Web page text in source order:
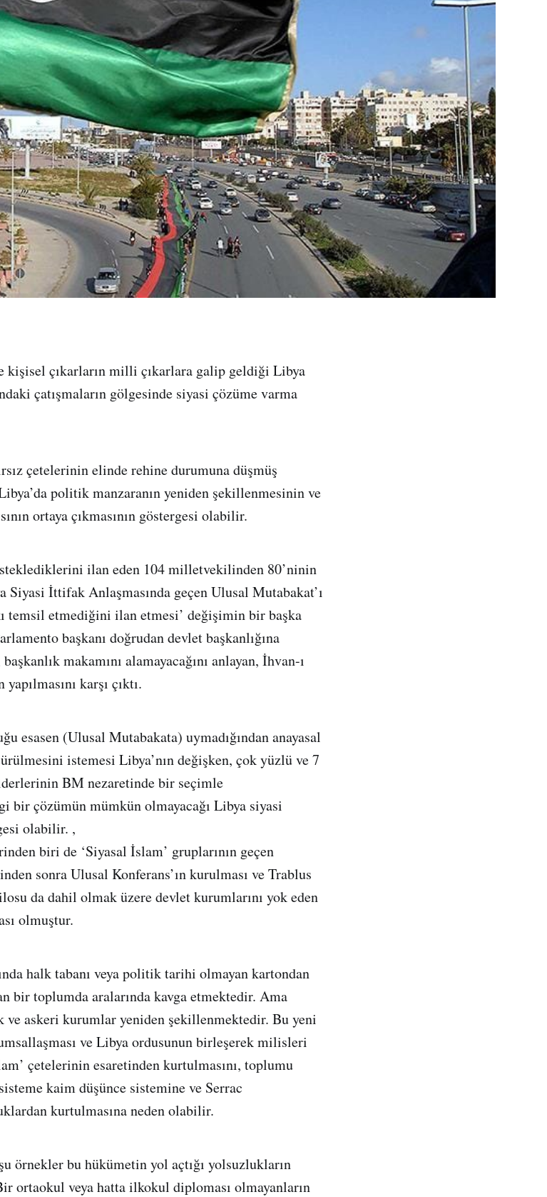
kişisel çıkarların milli çıkarlara galip geldiği Libya
çatışmaların gölgesinde siyasi çözüme varma
çetelerinin elinde rehine durumuna düşmüş
politik manzaranın yeniden şekillenmesinin ve
ortaya çıkmasının göstergesi olabilir.
ilan eden 104 milletvekilinden 80’ninin
Siyasi İttifak Anlaşmasında geçen Ulusal Mutabakat’ı
temsil etmediğini ilan etmesi’ değişimin bir başka
başkanı doğrudan devlet başkanlığına
makamını alamayacağını anlayan, İhvan-ı
karşı çıktı.
esasen (Ulusal Mutabakata) uymadığından anayasal
istemesi Libya’nın değişken, çok yüzlü ve 7
BM nezaretinde bir seçimle
bir çözümün mümkün olmayacağı Libya siyasi
olabilir. ,
biri de ‘Siyasal İslam’ gruplarının geçen
sonra Ulusal Konferans’ın kurulması ve Trablus
da dahil olmak üzere devlet kurumlarını yok eden
olmuştur.
halk tabanı veya politik tarihi olmayan kartondan
bir toplumda aralarında kavga etmektedir. Ama
ve askeri kurumlar yeniden şekillenmektedir. Bu yeni
ve Libya ordusunun birleşerek milisleri
çetelerinin esaretinden kurtulmasını, toplumu
kaim düşünce sistemine ve Serrac
kurtulmasına neden olabilir.
örnekler bu hükümetin yol açtığı yolsuzlukların
ortaokul veya hatta ilkokul diploması olmayanların